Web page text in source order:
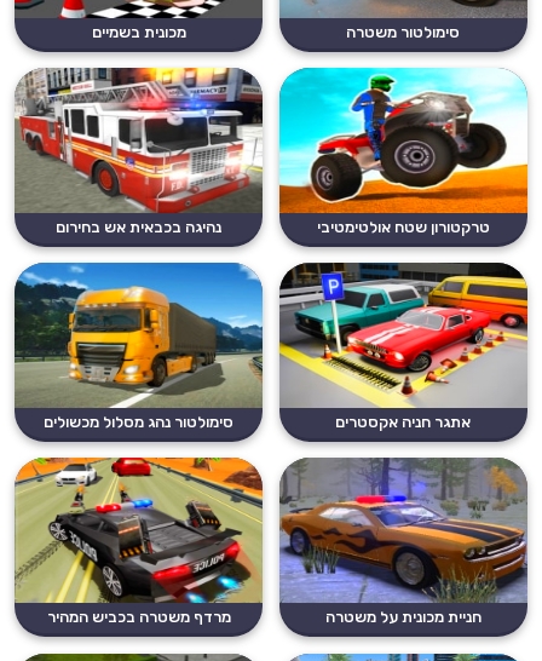
סימולטור משטרה מכונית בשמיים
טרקטורון שטח אולטימטיבי נהיגה בכבאית אש בחירום
אתגר חניה אקסטרים סימולטור נהג מסלול מכשולים
חניית מכונית על משטרה מרדף משטרה בכביש המהיר